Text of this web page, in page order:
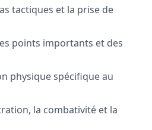
tactiques et la prise de
points importants et des
physique spécifique au
la combativité et la